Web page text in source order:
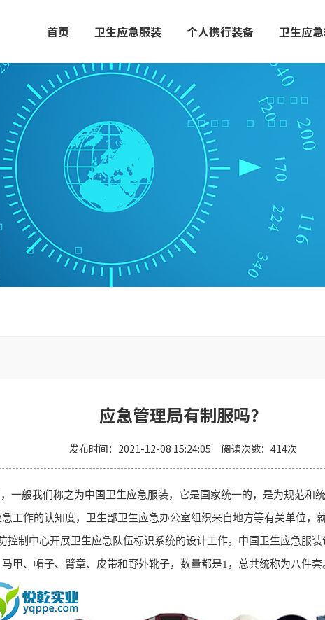
首页 卫生应急服装 个人携行装备 卫生应
应急管理局有制服吗？
发布时间： 2021-12-08 15:24:05 阅读次数：414次
般我们称之为中国卫生应急服装，它是国家统一的，是为规范和
工作的认知度，卫生部卫生应急办公室组织来自地方等有关单位，
控制中心开展卫生应急队伍标识系统的设计工作。 中国卫生应急服
甲、帽子、臂章、皮带和野外靴子，数量都是1，总共统称为八件套